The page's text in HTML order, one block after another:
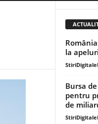
la
Bursa
pentru
de